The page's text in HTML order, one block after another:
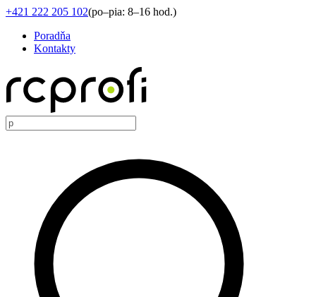
+421 222 205 102(po–pia: 8–16 hod.)
Poradňa
Kontakty